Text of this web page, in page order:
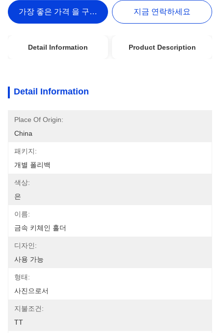
가장 좋은 가격 을 구하라 지금 연락하세요
Detail Information Product Description
Detail Information
Place Of Origin:
China
패키지:
개별 폴리백
색상:
은
이름:
금속 키체인 홀더
디자인:
사용 가능
형태:
사진으로서
지불조건:
TT